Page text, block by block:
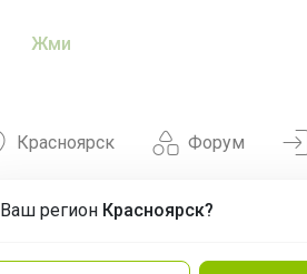
Жми
Форум
Красноярск
Ваш регион Красноярск?